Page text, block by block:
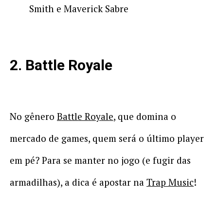
Smith e Maverick Sabre
2. Battle Royale
No gênero Battle Royale, que domina o
mercado de games, quem será o último player
em pé? Para se manter no jogo (e fugir das
armadilhas), a dica é apostar na Trap Music!